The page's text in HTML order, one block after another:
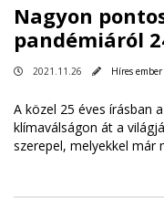
Nagyon
pandémiáról
2021.11.26 Híres ember
A közel 25 éves írásban
klímaválságon át a
szerepel, melyekkel már